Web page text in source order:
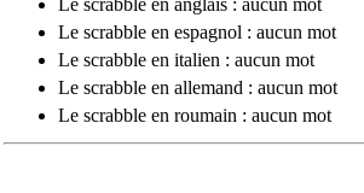
Le scrabble en anglais : aucun mot
Le scrabble en espagnol : aucun mot
Le scrabble en italien : aucun mot
Le scrabble en allemand : aucun mot
Le scrabble en roumain : aucun mot